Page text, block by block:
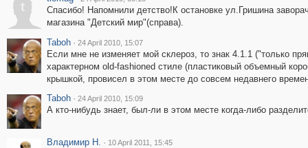
t
Спасибо! Напомнили детство!К остановке ул.Гришина
магазина "Детский мир"(справа).
Taboh · 24 April 2010, 15:07
Если мне не изменяет мой склероз, то знак 4.1.1 ("только
характерном old-fashioned стиле (пластиковый объемный
крышкой, провисел в этом месте до совсем недавнего
Taboh · 24 April 2010, 15:09
А кто-нибудь знает, был-ли в этом месте когда-либо
Владимир Н. · 10 April 2011, 15:45